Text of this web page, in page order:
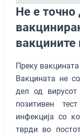
Не е точно
вакцините
Преку
Вакцината не
дел од
позитивен
инфекција со
тврди во